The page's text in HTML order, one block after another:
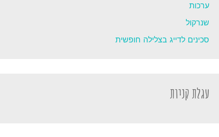
ערכות
שנרקול
סכינים לדייג בצלילה חופשית
עגלת קניות